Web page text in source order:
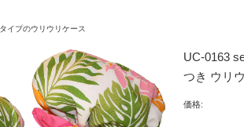
イプのウリウリケース
UC-0163
つき ウリ
価格: